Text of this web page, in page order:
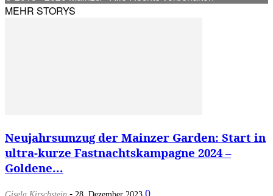
MEHR STORYS
Neujahrsumzug der Mainzer Garden: Start in
ultra-kurze Fastnachtskampagne 2024 –
Goldene...